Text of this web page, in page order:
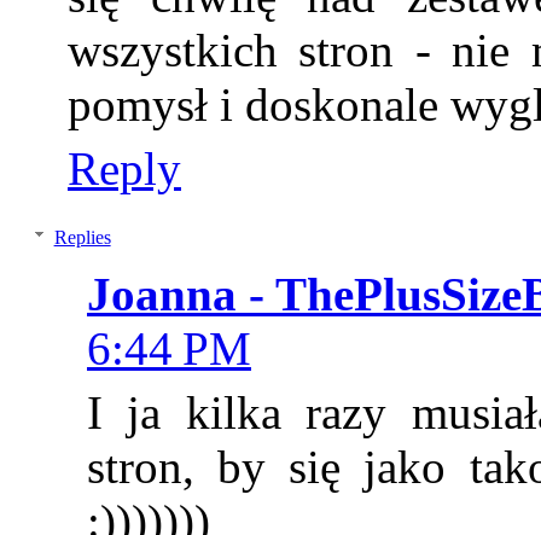
wszystkich stron - nie
pomysł i doskonale
Reply
Replies
Joanna -
6:44 PM
I ja kilka razy
stron, by się jako
:)))))))